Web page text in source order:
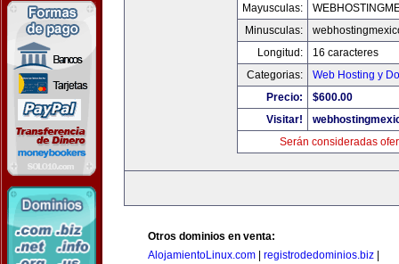
Mayusculas:
Minusculas:
Longitud:
16 caracteres
Categorias:
Web Hosting y
Precio:
$600.00
Visitar!
Serán consideradas
Otros dominios en venta:
AlojamientoLinux.com
registrodedominios.biz